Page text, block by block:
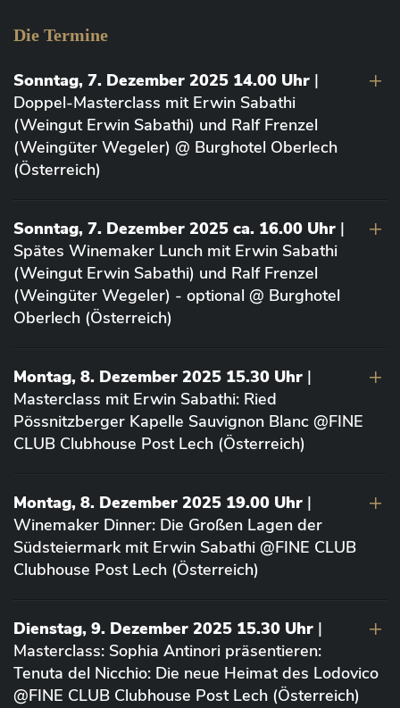
Die Termine
Sonntag, 7. Dezember 2025 14.00 Uhr |
Doppel-Masterclass mit Erwin Sabathi
(Weingut Erwin Sabathi) und Ralf Frenzel
(Weingüter Wegeler) @ Burghotel Oberlech
(Österreich)
Sonntag, 7. Dezember 2025 ca. 16.00 Uhr |
Spätes Winemaker Lunch mit Erwin Sabathi
(Weingut Erwin Sabathi) und Ralf Frenzel
(Weingüter Wegeler) - optional @ Burghotel
Oberlech (Österreich)
Montag, 8. Dezember 2025 15.30 Uhr |
Masterclass mit Erwin Sabathi: Ried
Pössnitzberger Kapelle Sauvignon Blanc @FINE
CLUB Clubhouse Post Lech (Österreich)
Montag, 8. Dezember 2025 19.00 Uhr |
Winemaker Dinner: Die Großen Lagen der
Südsteiermark mit Erwin Sabathi @FINE CLUB
Clubhouse Post Lech (Österreich)
Dienstag, 9. Dezember 2025 15.30 Uhr |
Masterclass: Sophia Antinori präsentieren:
Tenuta del Nicchio: Die neue Heimat des Lodovico
@FINE CLUB Clubhouse Post Lech (Österreich)